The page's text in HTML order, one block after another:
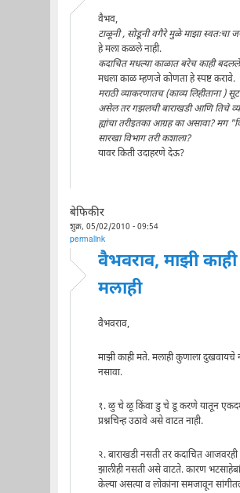
वैभव,
टाळूनी , सोडूनी वगैरे मुळे माझा स्वतःचा
हे मला कळले नाही.
कदाचित मधल्या काळात बरेच काही
मधला काळ म्हणजे कोणता हे स्पष्ट करावे.
मराठी व्याकरणातच (काव्य लिहीताना )
असेल तर गझलची बाराखडी आणि तिचे
ह्यांचा तरीइतका आग्रह का असावा? मग
सारखा विभाग तरी कशाला?
यावर किती उदाहरणे देऊ?
बेफिकीर
शुक्र, 05/02/2010 - 09:54
permalink
वैभवराव, माझी
मलाही
वैभवराव,
माझी काही मते. मलाही कुणाला दुखवायचे
नसावा.
१. ळु चे ळू किंवा डु चे डू करणे यातून
प्रश्नचिन्ह उठावे असे वाटत नाही.
२. बाराखडी नसती तर कदाचित
झालीही नसती असे वाटते. कारण
केल्या असत्या व लोकांना समजावून